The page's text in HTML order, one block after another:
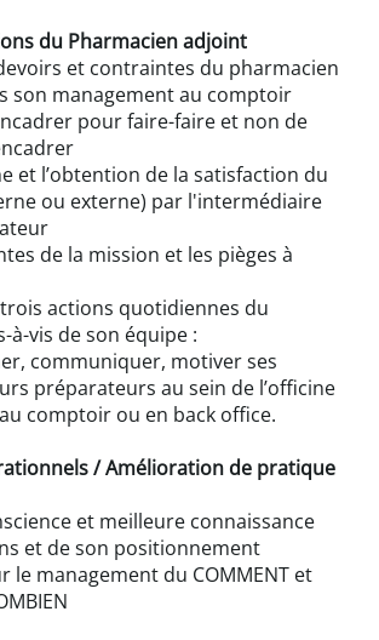
du Pharmacien adjoint
et contraintes du pharmacien
son management au comptoir
pour faire-faire et non de
et l’obtention de la satisfaction du
ou externe) par l'intermédiaire
de la mission et les pièges à
actions quotidiennes du
à-vis de son équipe :
communiquer, motiver ses
préparateurs au sein de l’officine
comptoir ou en back office.
/ Amélioration de pratique
et meilleure connaissance
et de son positionnement
le management du COMMENT et